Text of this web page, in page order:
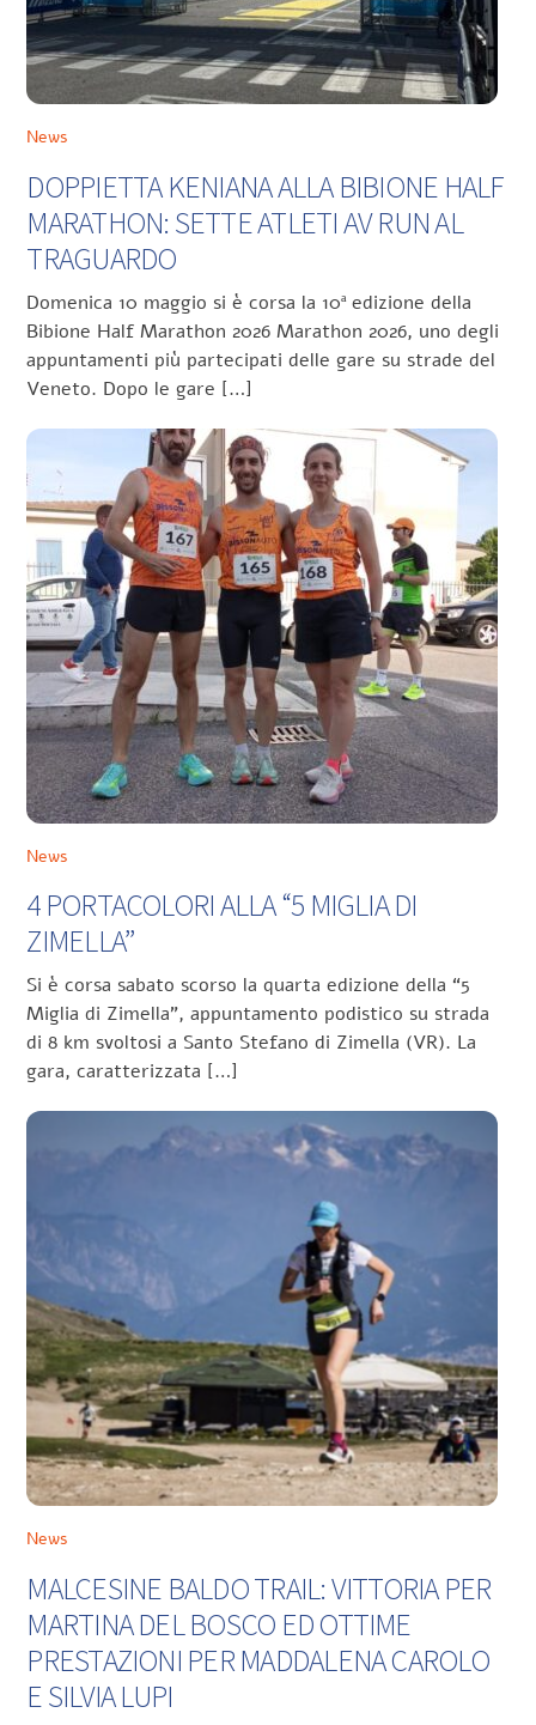
News
DOPPIETTA KENIANA ALLA BIBIONE HALF
MARATHON: SETTE ATLETI AV RUN AL
TRAGUARDO
Domenica 10 maggio si è corsa la 10ª edizione della
Bibione Half Marathon 2026 Marathon 2026, uno degli
appuntamenti più partecipati delle gare su strade del
Veneto. Dopo le gare […]
News
4 PORTACOLORI ALLA “5 MIGLIA DI
ZIMELLA”
Si è corsa sabato scorso la quarta edizione della “5
Miglia di Zimella”, appuntamento podistico su strada
di 8 km svoltosi a Santo Stefano di Zimella (VR). La
gara, caratterizzata […]
News
MALCESINE BALDO TRAIL: VITTORIA PER
MARTINA DEL BOSCO ED OTTIME
PRESTAZIONI PER MADDALENA CAROLO
E SILVIA LUPI